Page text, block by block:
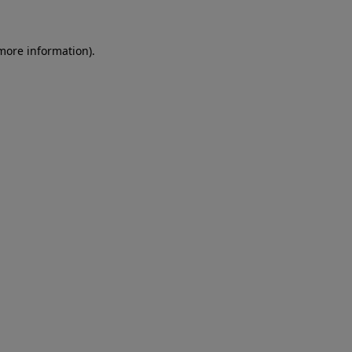
information).